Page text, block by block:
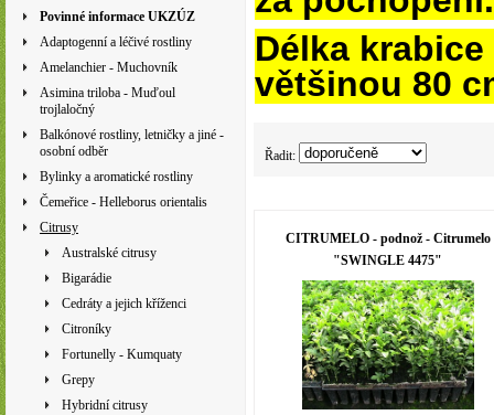
Povinné informace UKZÚZ
Adaptogenní a léčivé rostliny
Amelanchier - Muchovník
Asimina triloba - Muďoul
trojlaločný
Balkónové rostliny, letničky a jiné -
osobní odběr
Bylinky a aromatické rostliny
Čemeřice - Helleborus orientalis
Citrusy
Australské citrusy
Bigarádie
Cedráty a jejich kříženci
Citroníky
Fortunelly - Kumquaty
Grepy
Hybridní citrusy
Délka
většinou 80
Řadit:
CITRUMELO - podnož - Citrumelo
"SWINGLE 4475"